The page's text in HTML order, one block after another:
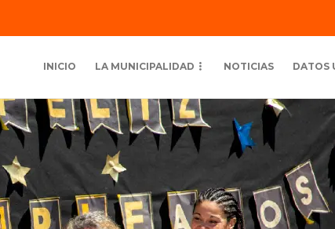
INICIO LA MUNICIPALIDAD NOTICIAS DATOS